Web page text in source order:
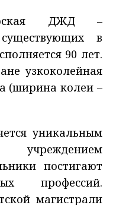
ДЖД –
в
90 лет.
узкоколейная
(ширина колеи –
уникальным
постигают
профессий.
магистрали